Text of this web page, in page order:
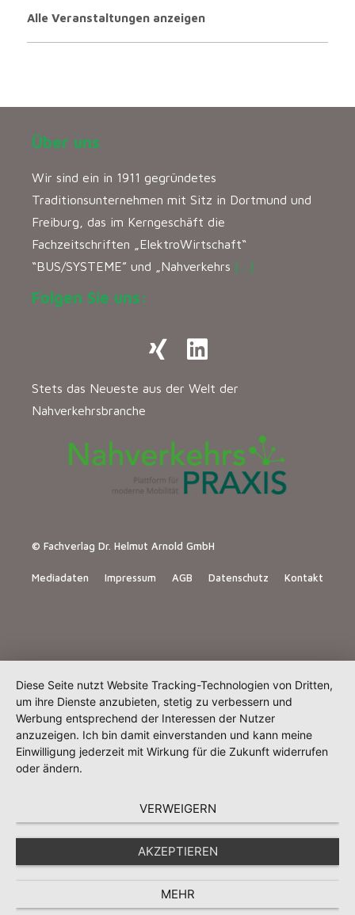
Alle Veranstaltungen anzeigen
Über uns
Wir sind ein in 1911 gegründetes
Traditionsunternehmen mit Sitz in Dortmund und
Freiburg, das im Kerngeschäft die
Fachzeitschriften „ElektroWirtschaft“
“BUS/SYSTEME” und „Nahverkehrs […]
Folgen Sie uns:
Stets das Neueste aus der Welt der
Nahverkehrsbranche
© Fachverlag Dr. Helmut Arnold GmbH
Mediadaten Impressum AGB Datenschutz Kontakt
Diese Seite nutzt Website Tracking-Technologien von Dritten,
um ihre Dienste anzubieten, stetig zu verbessern und
Werbung entsprechend der Interessen der Nutzer
anzuzeigen. Ich bin damit einverstanden und kann meine
Einwilligung jederzeit mit Wirkung für die Zukunft widerrufen
oder ändern.
VERWEIGERN
AKZEPTIEREN
MEHR